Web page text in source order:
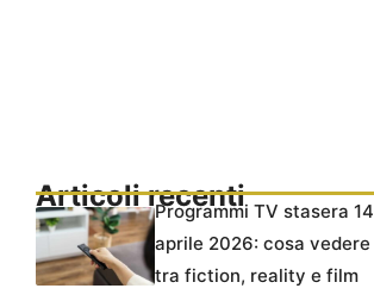
Articoli recentiProgrammi TV stasera 14
aprile 2026: cosa vedere
tra fiction, reality e film